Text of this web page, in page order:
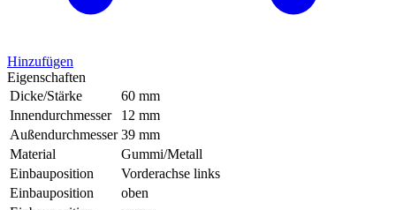
Hinzufügen
Eigenschaften
Dicke/Stärke
60 mm
Innendurchmesser
12 mm
Außendurchmesser 39 mm
Material
Gummi/Metall
Einbauposition
Vorderachse links
Einbauposition
oben